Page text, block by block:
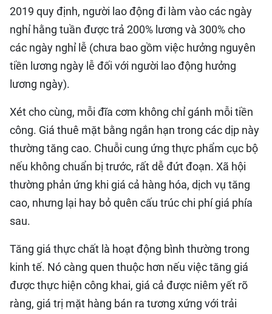
2019 quy định, người lao động đi làm vào các ngày
nghỉ hằng tuần được trả 200% lương và 300% cho
các ngày nghỉ lễ (chưa bao gồm việc hưởng nguyên
tiền lương ngày lễ đối với người lao động hưởng
lương ngày).
Xét cho cùng, mỗi đĩa cơm không chỉ gánh mỗi tiền
công. Giá thuê mặt bằng ngắn hạn trong các dịp này
thường tăng cao. Chuỗi cung ứng thực phẩm cục bộ
nếu không chuẩn bị trước, rất dễ đứt đoạn. Xã hội
thường phản ứng khi giá cả hàng hóa, dịch vụ tăng
cao, nhưng lại hay bỏ quên cấu trúc chi phí giá phía
sau.
Tăng giá thực chất là hoạt động bình thường trong
kinh tế. Nó càng quen thuộc hơn nếu việc tăng giá
được thực hiện công khai, giá cả được niêm yết rõ
ràng, giá trị mặt hàng bán ra tương xứng với trải